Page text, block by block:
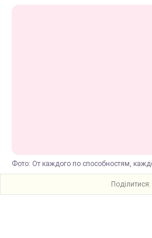
Фото: От каждого по способностям,
Поділитися: